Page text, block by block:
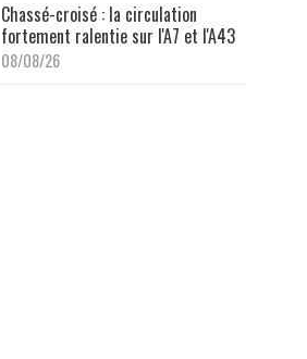
Chassé-croisé : la circulation
fortement ralentie sur l'A7 et l'A43
08/08/26